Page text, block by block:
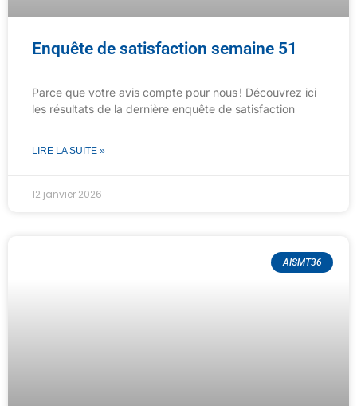
Enquête de satisfaction semaine 51
Parce que votre avis compte pour nous ! Découvrez ici
les résultats de la dernière enquête de satisfaction
LIRE LA SUITE »
12 janvier 2026
AISMT36